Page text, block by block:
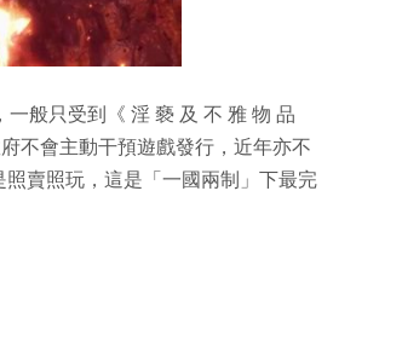
般只受到《 淫 褻 及 不 雅 物 品
不會主動干預遊戲發行，近年亦不
賣照玩，這是「一國兩制」下最完